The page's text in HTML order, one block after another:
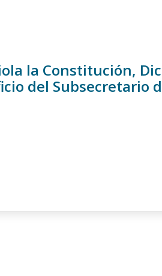
la Constitución,
del Subsecretario